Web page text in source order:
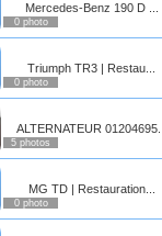
Mercedes-Benz 190 D ...
0 photo
Triumph TR3 | Restau...
0 photo
ALTERNATEUR
5 photos
MG TD | Restauration...
0 photo